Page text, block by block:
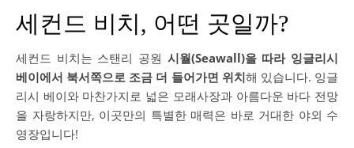
세컨드 비치, 어떤 곳일까?
세컨드 비치는 스탠리 공원 시월(Seawall)을 따라 잉글리시
베이에서 북서쪽으로 조금 더 들어가면 위치해 있습니다. 잉글
리시 베이와 마찬가지로 넓은 모래사장과 아름다운 바다 전망
을 자랑하지만, 이곳만의 특별한 매력은 바로 거대한 야외 수
영장입니다!